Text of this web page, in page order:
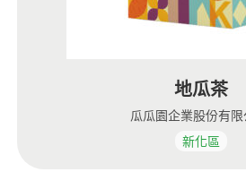
地瓜茶
瓜瓜園企業股份有限
新化區